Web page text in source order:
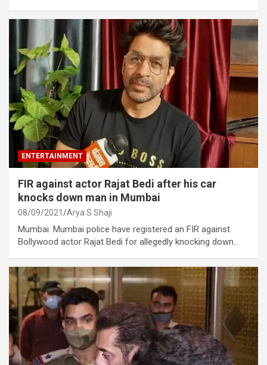
ENTERTAINMENT
FIR against actor Rajat Bedi after his car
knocks down man in Mumbai
08/09/2021 Arya S Shaji
Mumbai: Mumbai police have registered an FIR against
Bollywood actor Rajat Bedi for allegedly knocking down…